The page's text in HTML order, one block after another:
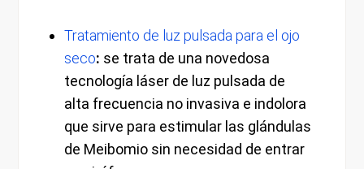
Tratamiento de luz pulsada para el ojo
seco: se trata de una novedosa
tecnología láser de luz pulsada de
alta frecuencia no invasiva e indolora
que sirve para estimular las glándulas
de Meibomio sin necesidad de entrar